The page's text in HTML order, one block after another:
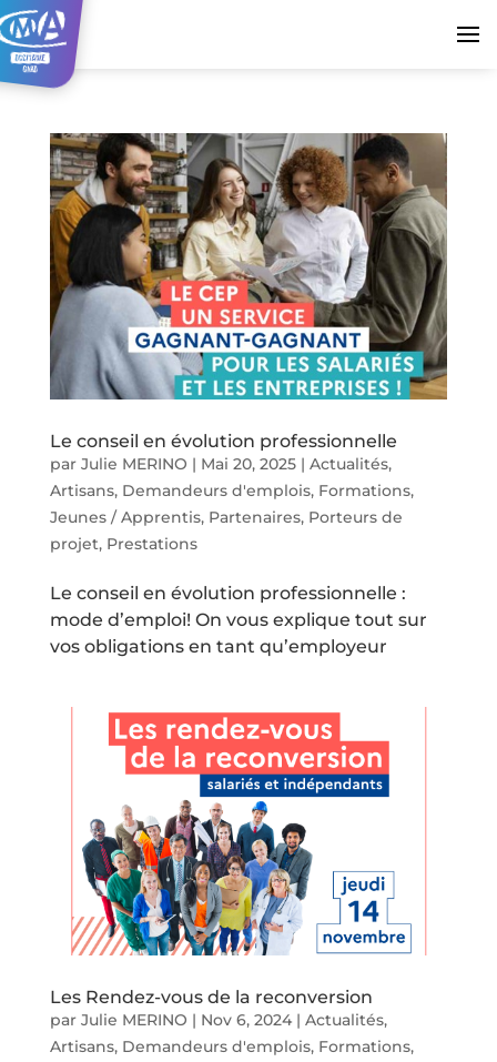
Le conseil en évolution professionnelle
par Julie MERINO | Mai 20, 2025| Actualités,
Artisans, Demandeurs d'emplois, Formations,
Jeunes / Apprentis, Partenaires, Porteurs de
projet, Prestations
Le conseil en évolution professionnelle :
mode d’emploi! On vous explique tout sur
vos obligations en tant qu’employeur
Les Rendez-vous de la reconversion
par Julie MERINO | Nov 6, 2024| Actualités,
Artisans, Demandeurs d'emplois, Formations,